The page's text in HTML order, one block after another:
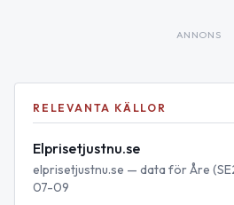
ANNONS
RELEVANTA KÄLLOR
Elprisetjustnu.se
elprisetjustnu.se — data för Åre
07-09